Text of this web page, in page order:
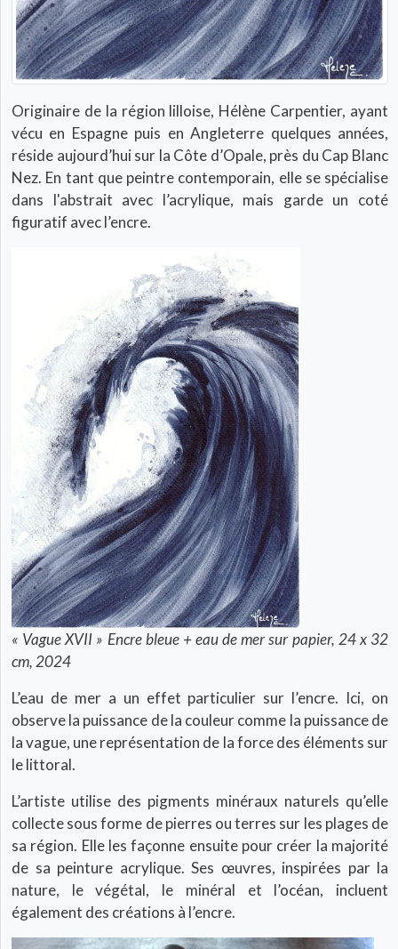
Originaire de la région lilloise, Hélène Carpentier, ayant
vécu en Espagne puis en Angleterre quelques années,
réside aujourd’hui sur la Côte d’Opale, près du Cap Blanc
Nez. En tant que peintre contemporain, elle se spécialise
dans l'abstrait avec l’acrylique, mais garde un coté
figuratif avec l’encre.
« Vague XVII » Encre bleue + eau de mer sur papier, 24 x 32
cm, 2024
L’eau de mer a un effet particulier sur l’encre. Ici, on
observe la puissance de la couleur comme la puissance de
la vague, une représentation de la force des éléments sur
le littoral.
L’artiste utilise des pigments minéraux naturels qu’elle
collecte sous forme de pierres ou terres sur les plages de
sa région. Elle les façonne ensuite pour créer la majorité
de sa peinture acrylique. Ses œuvres, inspirées par la
nature, le végétal, le minéral et l’océan, incluent
également des créations à l’encre.